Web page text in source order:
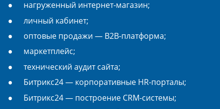
нагруженный интернет-магазин;
личный кабинет;
оптовые продажи — B2B-платформа;
маркетплейс;
технический аудит сайта;
Битрикс24 — корпоративные HR-порталы;
Битрикс24 — построение CRM-системы;